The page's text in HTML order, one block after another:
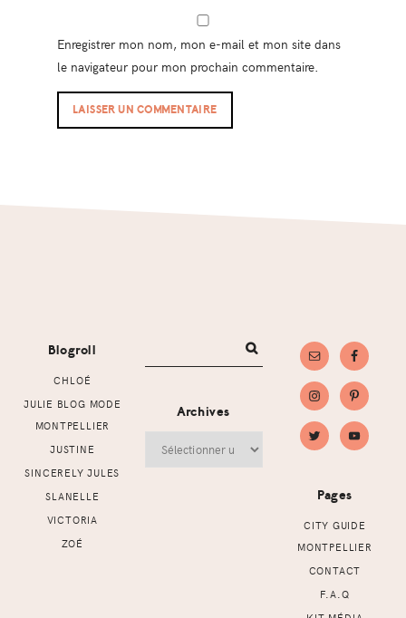
Enregistrer mon nom, mon e-mail et mon site dans
le navigateur pour mon prochain commentaire.
Blogroll
CHLOÉ
JULIE BLOG MODE
MONTPELLIER
JUSTINE
SINCERELY JULES
SLANELLE
VICTORIA
ZOÉ
Archives
Pages
CITY GUIDE
MONTPELLIER
CONTACT
F.A.Q